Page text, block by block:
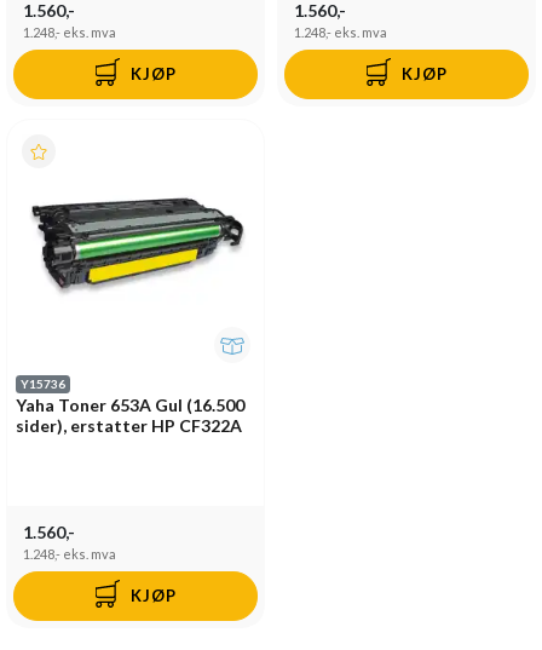
1.560,-
1.248,- eks. mva
KJØP
1.560,-
1.248,- eks. mva
KJØP
Y15736
Yaha Toner 653A Gul (16.500
sider), erstatter HP CF322A
1.560,-
1.248,- eks. mva
KJØP